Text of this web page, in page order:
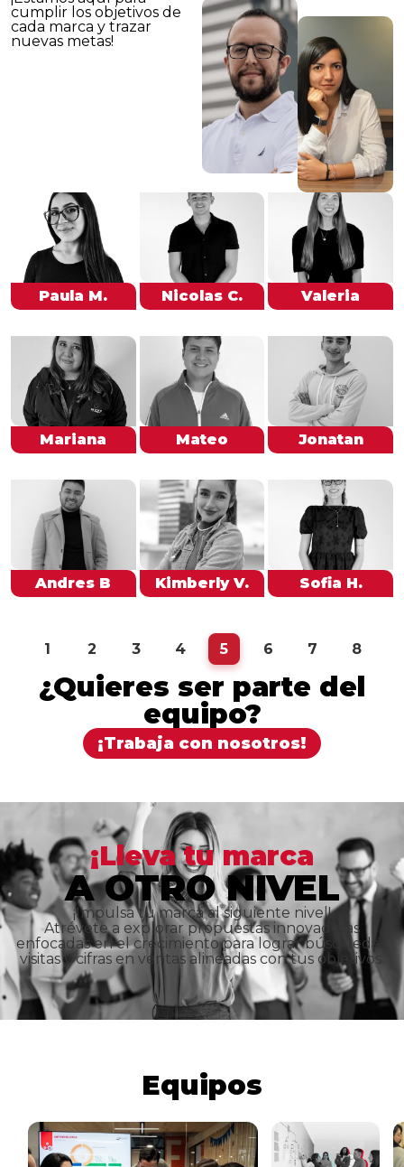
cumplir los objetivos de
cada marca y trazar
nuevas metas!
Paula M. Nicolas C. Valeria
Mariana Mateo Jonatan
Andres B Kimberly V. Sofia H.
1 2 3 4 5 6 7 8
¿Quieres ser parte del
equipo?
¡Trabaja con nosotros!
¡Lleva tu marca
A OTRO NIVEL
¡Impulsa tu marca al siguiente nivel!
Atrévete a explorar propuestas innovadoras
enfocadas en el crecimiento para lograr búsquedas,
visitas y cifras en ventas alineadas con tus objetivos.
Equipos